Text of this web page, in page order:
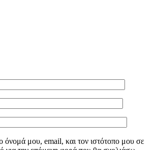
όνομά μου, email, και τον ιστότοπο μου σε